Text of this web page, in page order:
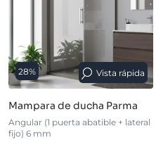
28% Vista rápida
Mampara de ducha Parma
Angular (1 puerta abatible + lateral
fijo) 6 mm